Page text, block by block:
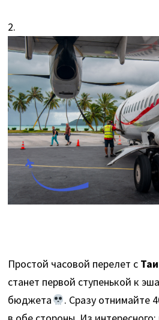
2.
Простой часовой перелет с
станет первой ступенькой к
бюджета
. Сразу отнимайте